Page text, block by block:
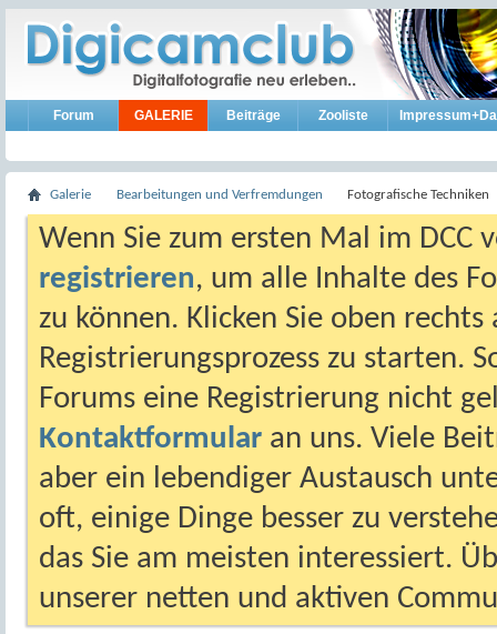
Forum GALERIE Beiträge Zooliste
Galerie Bearbeitungen und Verfremdungen Fotografische Techniken
Wenn Sie zum ersten Mal im DCC
registrieren, um alle Inhalte des
zu können. Klicken Sie oben
Registrierungsprozess zu starten.
Forums eine Registrierung nicht
Kontaktformular an uns. Viele
aber ein lebendiger Austausch
oft, einige Dinge besser zu
das Sie am meisten interessiert.
unserer netten und aktiven